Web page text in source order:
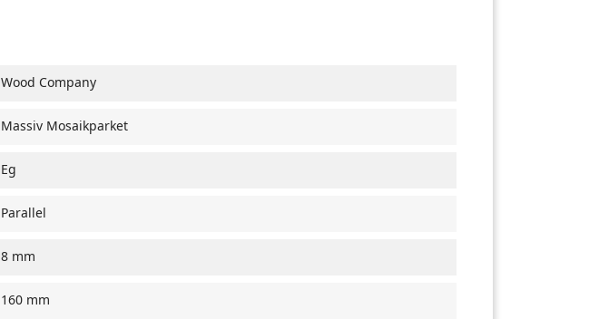
Wood Company
Massiv Mosaikparket
Eg
Parallel
8 mm
160 mm